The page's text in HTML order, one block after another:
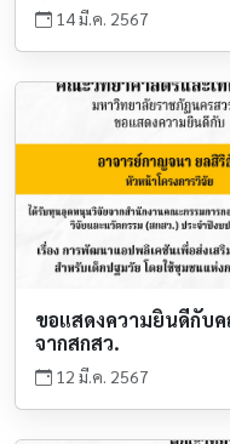
14 มี.ค. 2567
ขอแสดงความยินดีกับ
จากสกสว.
12 มี.ค. 2567